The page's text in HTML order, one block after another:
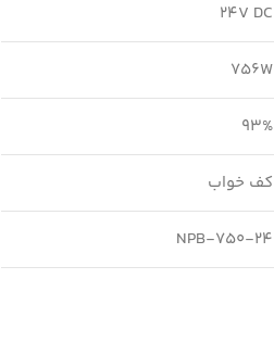
24V DC
756W
93%
کف خواب
NPB-750-24